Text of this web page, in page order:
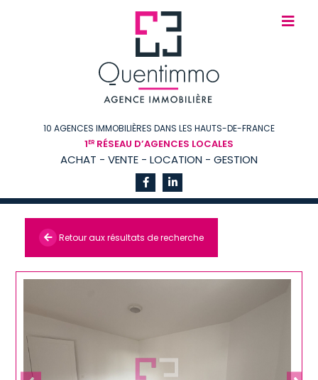
10 AGENCES IMMOBILIÈRES DANS LES HAUTS-DE-FRANCE
1ER RÉSEAU D’AGENCES LOCALES
ACHAT - VENTE - LOCATION - GESTION
Retour aux résultats de recherche